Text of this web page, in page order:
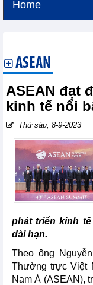
Home
ASEAN
ASEAN đạt
kinh tế nổi
Thứ sáu, 8-9-2023
phát triển kinh
dài hạn.
Theo ông
Thường trực Việt
Nam Á (ASEAN),